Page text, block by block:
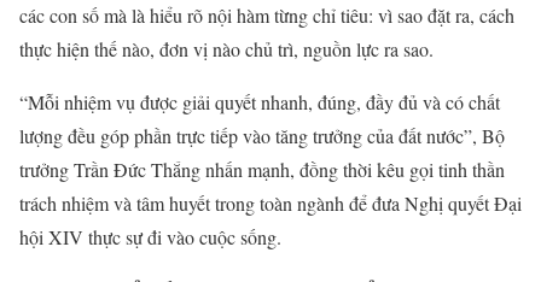
các con số mà là hiểu rõ nội hàm từng chỉ tiêu: vì sao đặt ra, cách
thực hiện thế nào, đơn vị nào chủ trì, nguồn lực ra sao.
“Mỗi nhiệm vụ được giải quyết nhanh, đúng, đầy đủ và có chất
lượng đều góp phần trực tiếp vào tăng trưởng của đất nước”, Bộ
trưởng Trần Đức Thắng nhấn mạnh, đồng thời kêu gọi tinh thần
trách nhiệm và tâm huyết trong toàn ngành để đưa Nghị quyết Đại
hội XIV thực sự đi vào cuộc sống.